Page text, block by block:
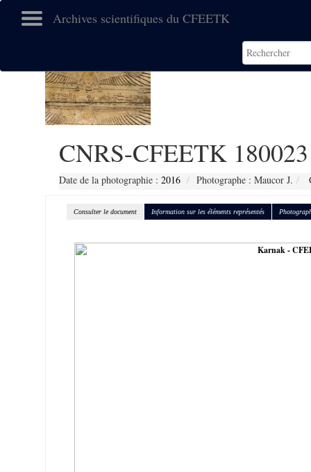
Archives scientifiques du CFEETK
CNRS-CFEETK 180023
Date de la photographie : 2016 Photographe : Maucor J.
Consulter le document Information sur les éléments représentés